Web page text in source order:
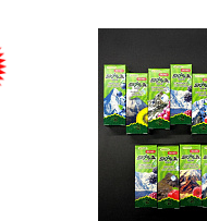
Минимальный
заказ 1000 ₽